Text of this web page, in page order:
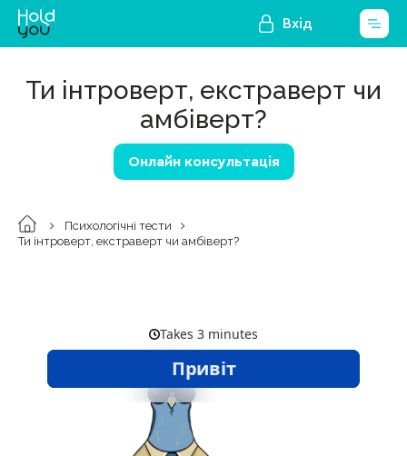
Вхід
Ти інтроверт, екстраверт чи
амбіверт?
Онлайн консультація
Психологічні тести
Ти інтроверт, екстраверт чи амбіверт?